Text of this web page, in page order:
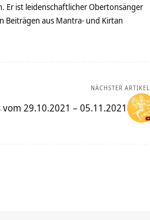
Er ist leidenschaftlicher Obertonsänger
Beiträgen aus Mantra- und Kirtan
NÄCHSTER ARTIKEL
29.10.2021 – 05.11.2021